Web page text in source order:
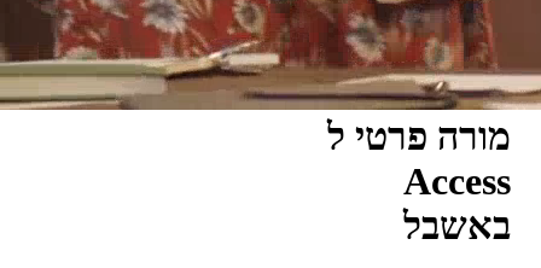
מורה פרטי ל
Access
באשבל